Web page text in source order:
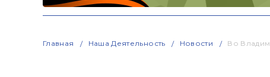
Главная Наша Деятельность Новости Во